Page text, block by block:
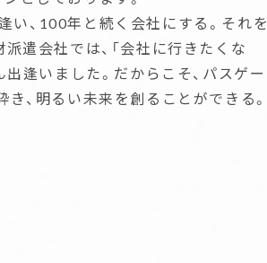
い、100年と続く会社にする。それを
遣会社では、「会社に行きたくな
出逢いました。だからこそ、パスゲー
、明るい未来を創ることができる。